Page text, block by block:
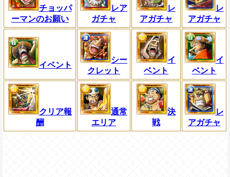
チョッパ
ーマンのお願い
レア
ガチャ
レ
アガチャ
レ
アガチャ
イベント
シー
クレット
イ
ベント
イ
ベント
クリア報
酬
通常
エリア
決
戦
レ
アガチャ